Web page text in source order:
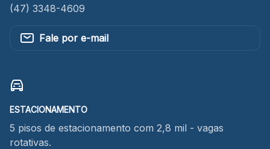
(47) 3348-4609
Fale por e-mail
ESTACIONAMENTO
5 pisos de estacionamento com 2,8 mil - vagas
rotativas.